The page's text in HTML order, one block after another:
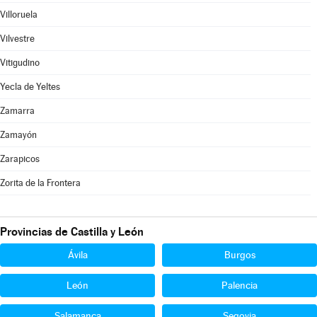
Villoruela
Vilvestre
Vitigudino
Yecla de Yeltes
Zamarra
Zamayón
Zarapicos
Zorita de la Frontera
Provincias de Castilla y León
Ávila Burgos
León Palencia